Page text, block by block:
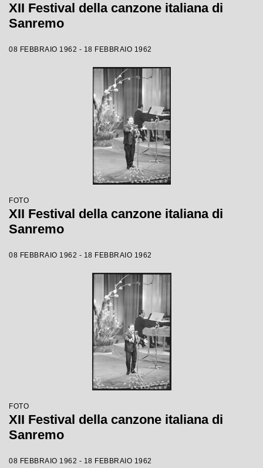
XII Festival della canzone italiana di
Sanremo
08 FEBBRAIO 1962 - 18 FEBBRAIO 1962
FOTO
XII Festival della canzone italiana di
Sanremo
08 FEBBRAIO 1962 - 18 FEBBRAIO 1962
FOTO
XII Festival della canzone italiana di
Sanremo
08 FEBBRAIO 1962 - 18 FEBBRAIO 1962